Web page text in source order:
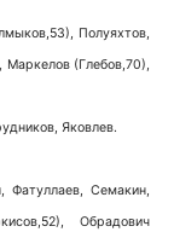
Полуяхтов,
Маркелов (Глебов,70),
Яковлев.
Фатуллаев, Семакин,
Обрадович